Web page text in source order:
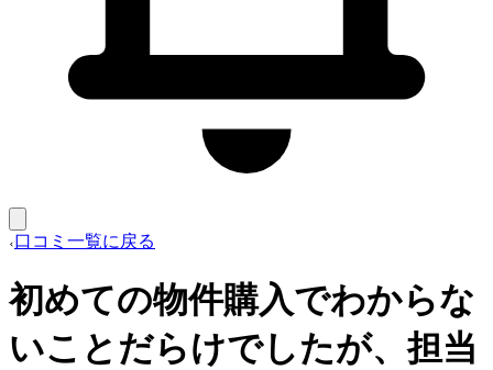
口コミ一覧に戻る
初めての物件購入でわからな
いことだらけでしたが、担当